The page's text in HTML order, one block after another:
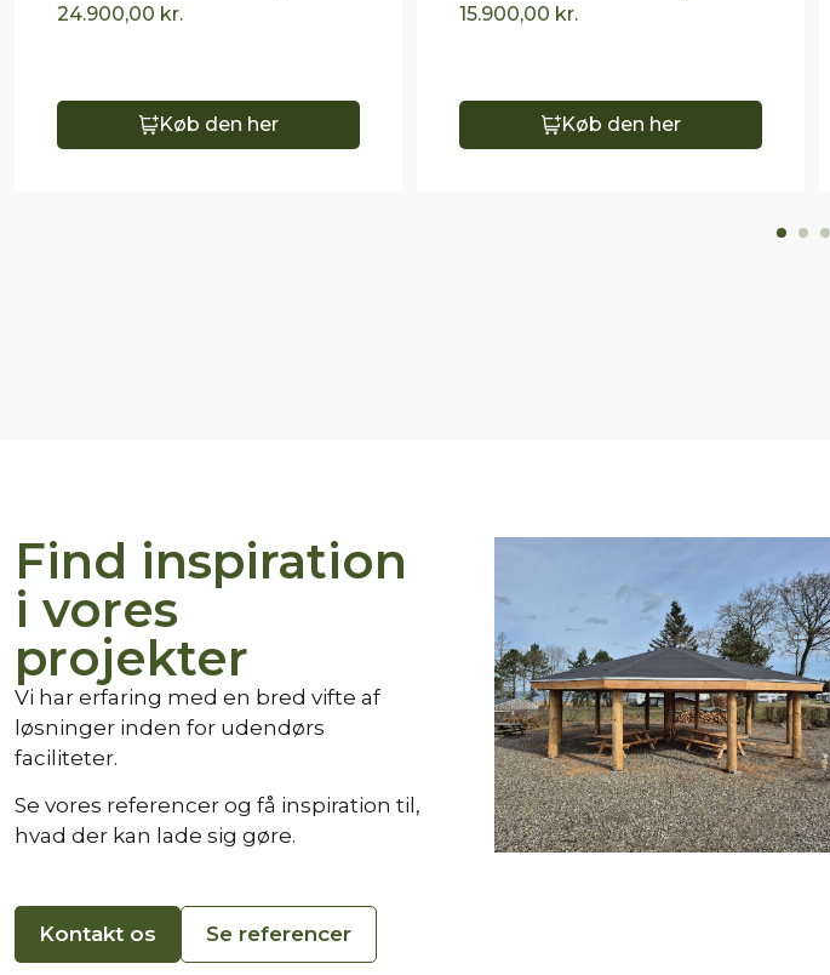
24.900,00 kr.
Køb den her
15.900,00 kr.
Køb den her
Find inspiration
i vores
projekter
Vi har erfaring med en bred vifte af
løsninger inden for udendørs
faciliteter.
Se vores referencer og få inspiration til,
hvad der kan lade sig gøre.
Kontakt os Se referencer
Terrasse
faciliteter
til en